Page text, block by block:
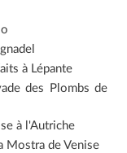
à Lépante
des Plombs de
à l'Autriche
Mostra de Venise